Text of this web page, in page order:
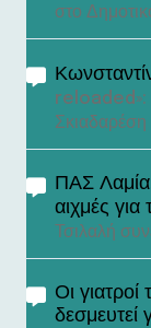
στο
reloaded»:
ΠΑΣ
αιχμές
Τσιλαλή
Οι
δεσμευτεί